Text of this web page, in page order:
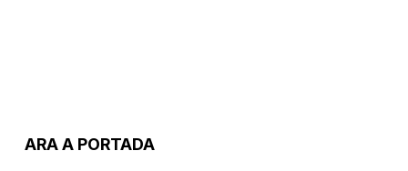
ARA A PORTADA